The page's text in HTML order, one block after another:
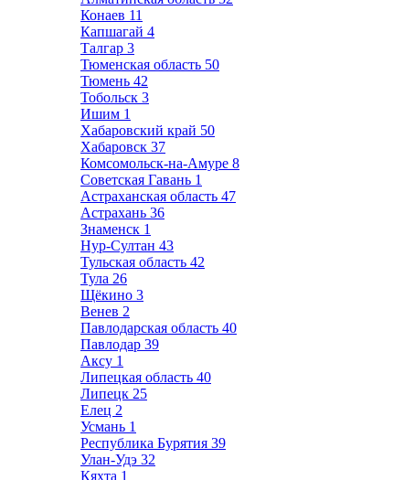
Конаев 11
Капшагай 4
Талгар 3
Тюменская область 50
Тюмень 42
Тобольск 3
Ишим 1
Хабаровский край 50
Хабаровск 37
Комсомольск-на-Амуре 8
Советская Гавань 1
Астраханская область 47
Астрахань 36
Знаменск 1
Нур-Султан 43
Тульская область 42
Тула 26
Щёкино 3
Венев 2
Павлодарская область 40
Павлодар 39
Аксу 1
Липецкая область 40
Липецк 25
Елец 2
Усмань 1
Республика Бурятия 39
Улан-Удэ 32
Кяхта 1